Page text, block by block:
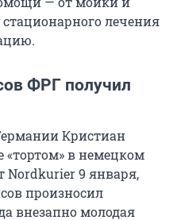
лечения
ФРГ получил
Кристиан
«тортом» в немецком
Nordkurier 9 января,
произносил
внезапно молодая